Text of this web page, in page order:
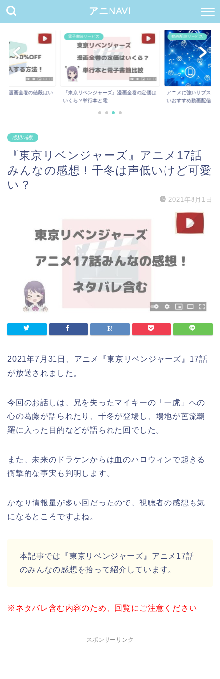
アニNAVI
』漫画全巻の値段はい
電子書籍サービス
『東京リベンジャーズ』漫画全巻の定価は
いくら？単行本と電...
動画配信サービス
アニメに強いサブスク
いおすすめ動画配信...
感想/考察
『東京リベンジャーズ』アニメ17話
みんなの感想！千冬は声低いけど可愛
い？
2021年8月1日
2021年7月31日、アニメ『東京リベンジャーズ』17話
が放送されました。
今回のお話しは、兄を失ったマイキーの「一虎」への
心の葛藤が語られたり、千冬が登場し、場地が芭流覇
羅に入った目的などが語られた回でした。
また、未来のドラケンからは血のハロウィンで起きる
衝撃的な事実も判明します。
かなり情報量が多い回だったので、視聴者の感想も気
になるところですよね。
本記事では『東京リベンジャーズ』アニメ17話
のみんなの感想を拾って紹介しています。
※ネタバレ含む内容のため、回覧にご注意ください
スポンサーリンク